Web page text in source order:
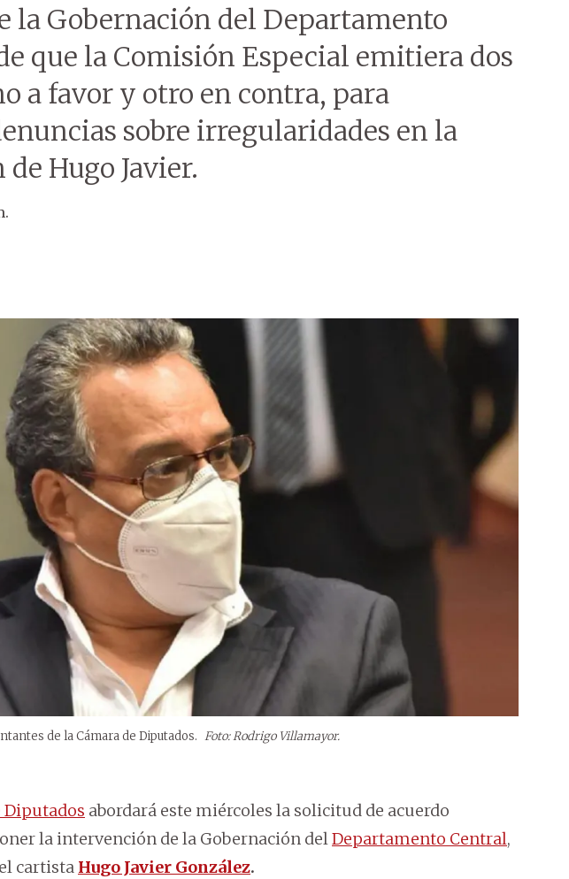
la Gobernación del Departamento
que la Comisión Especial emitiera dos
a favor y otro en contra, para
sobre irregularidades en la
Hugo Javier.
de la Cámara de Diputados. Foto: Rodrigo Villamayor.
Diputados abordará este miércoles la solicitud de acuerdo
la intervención de la Gobernación delDepartamento Central,
cartista Hugo Javier González.